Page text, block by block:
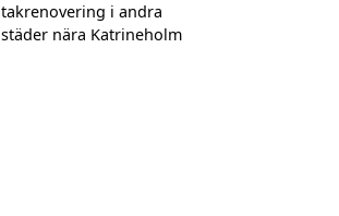
takrenovering i andra
städer nära Katrineholm